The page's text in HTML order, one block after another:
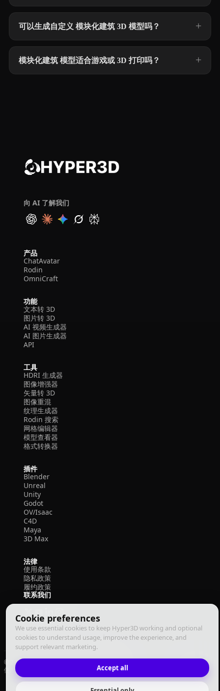
Cookie preferences
We use essential cookies to keep Hyper3D working and optional
cookies to understand usage, improve the experience, and
support relevant marketing.
Accept all
可以生成自定义 模块化建筑 3D 模型吗？
模块化建筑 模型适合游戏或 3D 打印吗？
向 AI 了解我们
产品
ChatAvatar
Rodin
OmniCraft
功能
文本转 3D
图片转 3D
AI 视频生成器
AI 图片生成器
API
工具
HDRI 生成器
图像增强器
矢量转 3D
图像重混
纹理生成器
Rodin 搜索
网格编辑器
模型查看器
格式转换器
插件
Blender
Unreal
Unity
Godot
OV/Isaac
C4D
Maya
3D Max
法律
使用条款
隐私政策
履约政策
联系我们
© 2026 Deemos Corporation. 保留所有权利
使用条款